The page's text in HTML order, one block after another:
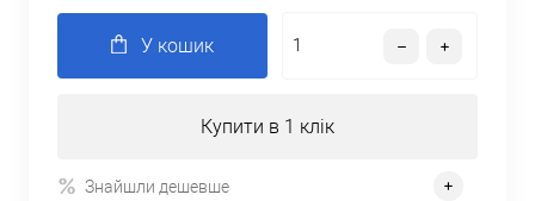
У кошик
Купити в 1 клік
Знайшли дешевше